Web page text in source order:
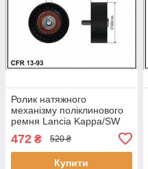
Ролик натяжного
механізму поліклинового
ремня Lancia Kappa/SW
2.0/2.4/2.4D 08.94-10.01
65x10x26,5 1393
CAFFARO
472 ₴ 520 ₴
Купити